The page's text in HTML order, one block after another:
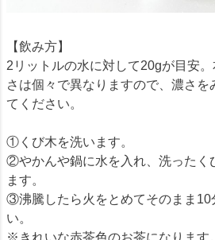
【飲み方】
2リットルの水に対して20gが目安
さは個々で異なりますので、濃さを
てください。
①くび木を洗います。
②やかんや鍋に水を入れ、洗ったく
ます。
③沸騰したら火をとめてそのまま10
い。